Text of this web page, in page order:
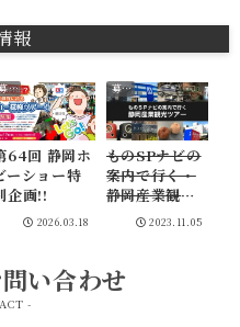
報
募集･お知らせ
64回 静岡ホ
ーショー特
企画!!
2026.03.18
募集･お知らせ
ものSPナビの
案内で行く・
静岡産業観光
ツアー2コース
2023.11.05
い合わせ
-